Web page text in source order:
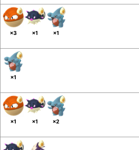
×3 ×1
×1
×1
×1 ×1
×2